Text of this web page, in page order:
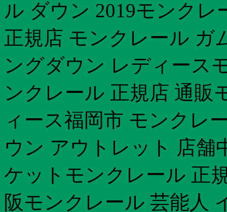
ル ダウン 2019モンク
正規店 モンクレール ガ
ングダウン レディース
ンクレール 正規店 通販
ィース福岡市 モンクレ
ウン アウトレット 店舗
ケットモンクレール 正
阪モンクレール 芸能人